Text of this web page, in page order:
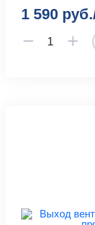
1 590